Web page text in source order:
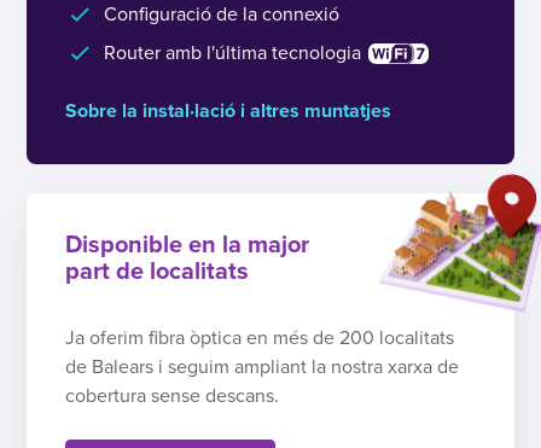
Configuració de la connexió
Router amb l'última tecnologia
Sobre la instal·lació i altres muntatjes
Disponible en la major
part de localitats
Ja oferim fibra òptica en més de 200 localitats
de Balears i seguim ampliant la nostra xarxa de
cobertura sense descans.